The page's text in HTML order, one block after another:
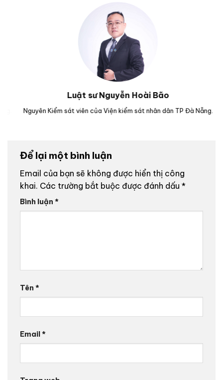
Luật sư Nguyễn Hoài Bão
Nguyên Kiểm sát viên của Viện kiểm sát nhân dân TP Đà Nẵng.
Để lại một bình luận
Email của bạn sẽ không được hiển thị công
khai. Các trường bắt buộc được đánh dấu *
Bình luận *
Tên *
Email*